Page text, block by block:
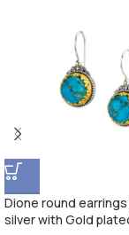
Dione round
silver with Gold